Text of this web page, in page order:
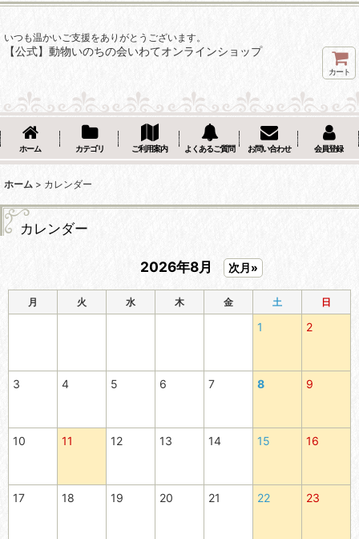
いつも温かいご支援をありがとうございます。
【公式】動物いのちの会いわてオンラインショップ
カート
ホーム カテゴリ ご利用案内 よくあるご質問 お問い合わせ 会員登録
ホーム > カレンダー
カレンダー
2026年8月 次月»
月 火 水 木 金 土 日
1 2
3 4 5 6 7 8 9
10 11 12 13 14 15 16
17 18 19 20 21 22 23